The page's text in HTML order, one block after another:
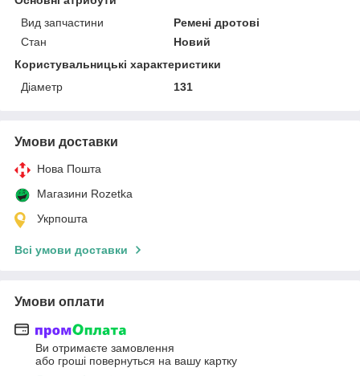
Вид запчастини
Ремені дротові
Стан
Новий
Користувальницькі характеристики
Діаметр
131
Умови доставки
Нова Пошта
Магазини Rozetka
Укрпошта
Всі умови доставки
Умови оплати
Ви отримаєте замовлення
або гроші повернуться на вашу картку